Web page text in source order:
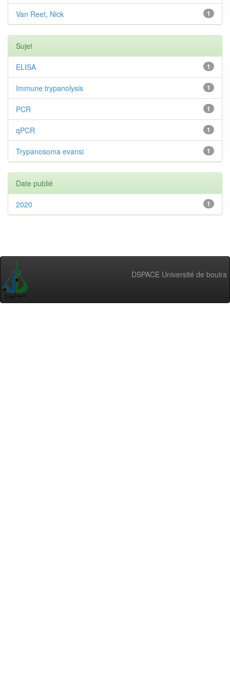
1
Van Reet, Nick
Sujet
1
ELISA
1
Immune trypanolysis
1
PCR
1
qPCR
1
Trypanosoma evansi
Date publié
1
2020
DSPACE Université de bouira